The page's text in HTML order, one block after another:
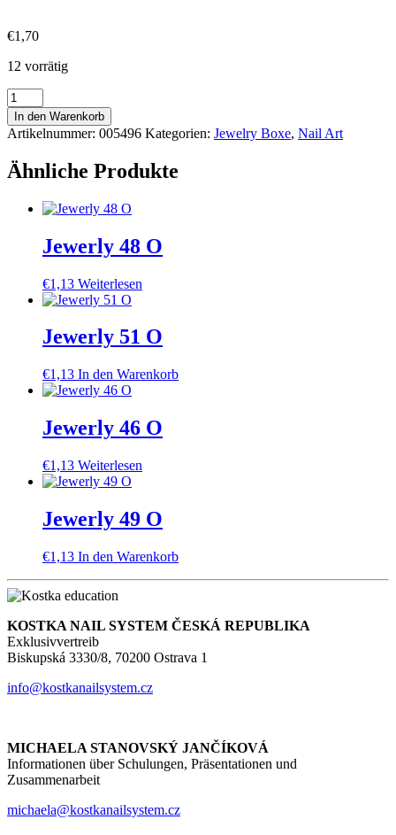
€1,70
12 vorrätig
Kostka
Jewelry
Caviar
Silver
2g
Menge
In den Warenkorb
Artikelnummer: 005496 Kategorien: Jewelry Boxe, Nail Art
Ähnliche Produkte
Jewerly 48 O
€1,13 Weiterlesen
Jewerly 51 O
€1,13 In den Warenkorb
Jewerly 46 O
€1,13 Weiterlesen
Jewerly 49 O
€1,13 In den Warenkorb
KOSTKA NAIL SYSTEM ČESKÁ REPUBLIKA
Exklusivvertreib
Biskupská 3330/8, 70200 Ostrava 1
info@kostkanailsystem.cz
MICHAELA STANOVSKÝ JANČÍKOVÁ
Informationen über Schulungen, Präsentationen und
Zusammenarbeit
michaela@kostkanailsystem.cz